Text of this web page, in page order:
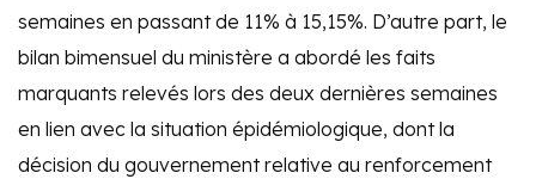
semaines en passant de 11% à 15,15%. D’autre part, le
bilan bimensuel du ministère a abordé les faits
marquants relevés lors des deux dernières semaines
en lien avec la situation épidémiologique, dont la
décision du gouvernement relative au renforcement